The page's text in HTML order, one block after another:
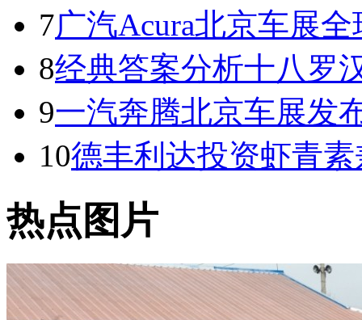
7广汽Acura北京车展
8经典答案分析十八罗
9一汽奔腾北京车展发
10德丰利达投资虾青
热点图片